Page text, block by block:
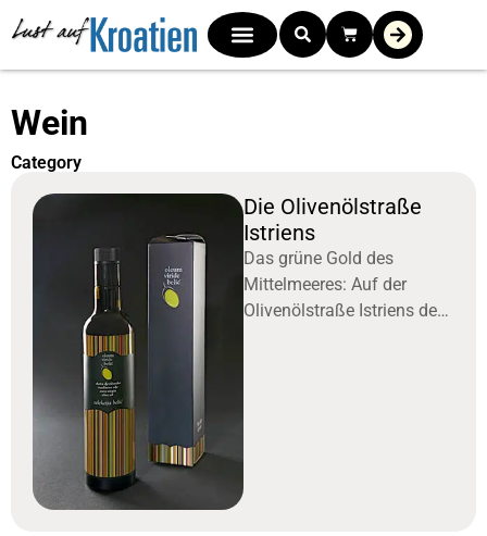
Wein
Category
Die Olivenölstraße
Istriens
Das grüne Gold des
Mittelmeeres: Auf der
Olivenölstraße Istriens den